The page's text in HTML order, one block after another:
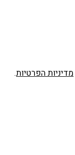
מדיניות הפרטיות.